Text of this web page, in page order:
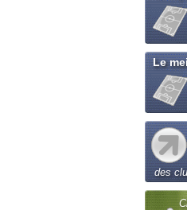
Le
des